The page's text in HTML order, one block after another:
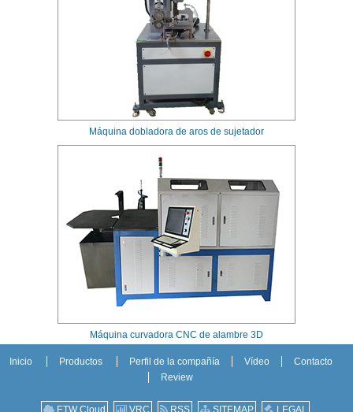
Máquina dobladora de aros de sujetador
Máquina curvadora CNC de alambre 3D
Inicio Productos Perfil de la compañía Vídeo
Contacto
Review